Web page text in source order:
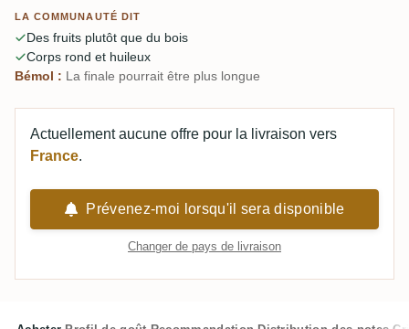
plus profonde, avec un peu plus de tension, mais la plupart
trouvent ce cubain bien intéressant à essayer.
LA COMMUNAUTÉ DIT
Des fruits plutôt que du bois
Corps rond et huileux
Bémol : La finale pourrait être plus longue
Actuellement aucune offre pour la livraison vers
France.
Prévenez-moi lorsqu'il sera disponible
Changer de pays de livraison